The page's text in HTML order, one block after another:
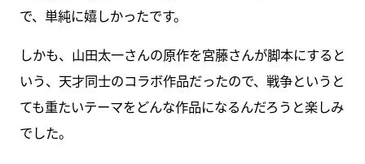
で、単純に嬉しかったです。
しかも、山田太一さんの原作を宮藤さんが脚本にすると
いう、天才同士のコラボ作品だったので、戦争というと
ても重たいテーマをどんな作品になるんだろうと楽しみ
でした。